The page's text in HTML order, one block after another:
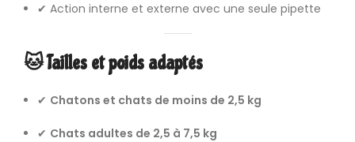
✔ Action interne et externe avec une seule pipette
🐱 Tailles et poids adaptés
✔ Chatons et chats de moins de 2,5 kg
✔ Chats adultes de 2,5 à 7,5 kg